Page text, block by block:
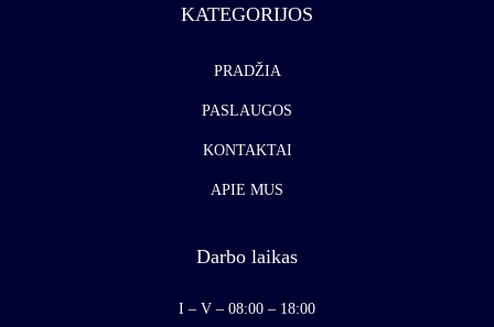
KATEGORIJOS
PRADŽIA
PASLAUGOS
KONTAKTAI
APIE MUS
Darbo laikas
I – V – 08:00 – 18:00